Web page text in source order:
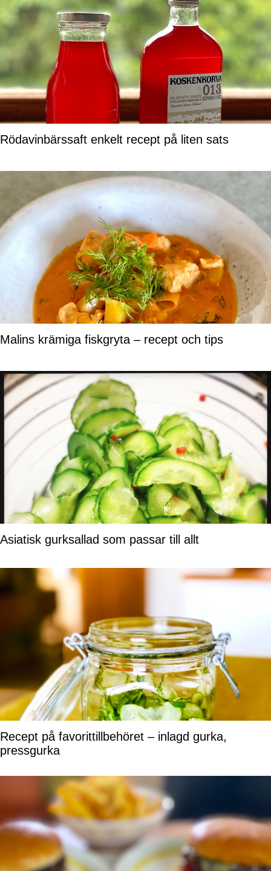
Rödavinbärssaft enkelt recept på liten sats
Malins krämiga fiskgryta – recept och tips
Asiatisk gurksallad som passar till allt
Recept på favorittillbehöret – inlagd gurka,
pressgurka